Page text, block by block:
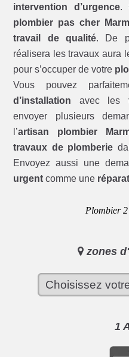
intervention d’urgence.
plombier pas cher
travail de qualité. De
réalisera les travaux aura
pour s’occuper de votre
Vous pouvez
d’installation avec les
envoyer plusieurs
l’artisan plombier
travaux de plomberie
Envoyez aussi une
urgent comme une
Plombier
zones
1